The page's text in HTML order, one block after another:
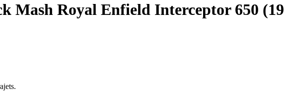
Mash Royal Enfield Interceptor 650 (19